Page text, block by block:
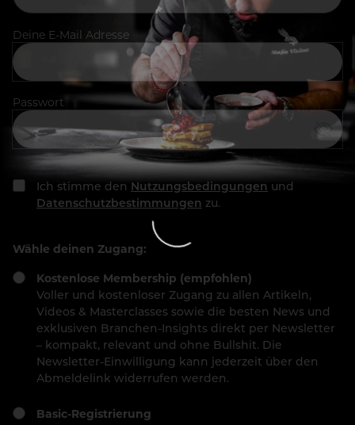
Deine E-Mail Adresse
Passwort
Ich stimme den Nutzungsbedingungen und
Datenschutzbestimmungen zu.
Wähle deinen Zugang:
Kostenlose Membership (empfohlen)
Voller und kostenloser Zugang zu allen Artikeln,
Videos & Masterclasses sowie die besten News und
exklusiven Branchen-Insights direkt per Newsletter
– kompakt, relevant und ohne Bullshit. Die
Newsletter-Einwilligung kann jederzeit über den
Abmeldelink widerrufen werden.
Basic-Registrierung